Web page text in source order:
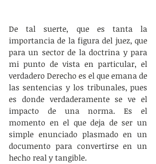
De tal suerte, que es tanta la
importancia de la figura del juez, que
para un sector de la doctrina y para
mi punto de vista en particular, el
verdadero Derecho es el que emana de
las sentencias y los tribunales, pues
es donde verdaderamente se ve el
impacto de una norma. Es el
momento en el que deja de ser un
simple enunciado plasmado en un
documento para convertirse en un
hecho real y tangible.